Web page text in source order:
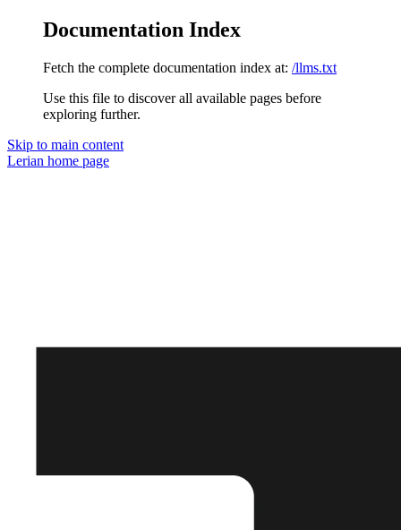
Documentation Index
Fetch the complete documentation index at: /llms.txt
Use this file to discover all available pages before
exploring further.
Skip to main content
Lerian home page